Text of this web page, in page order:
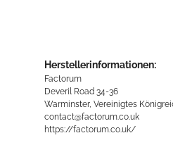
Herstellerinformationen:
Factorum
Deveril Road 34-36
Warminster, Vereinigtes
contact@factorum.co.uk
https://factorum.co.uk/